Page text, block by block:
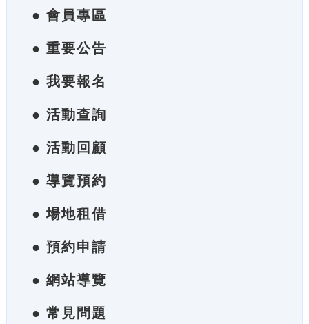
● 會員專區
● 重要公告
● 我要報名
● 活動查詢
● 活動回顧
● 導覽預約
● 場地租借
● 預約申請
● 網站導覽
● 常見問題